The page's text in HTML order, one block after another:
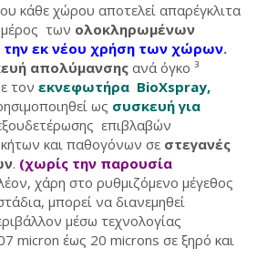
κάθε χώρου αποτελεί απαρέγκλιτα
των ολοκληρωμένων
την εκ νέου χρήση των χώρων.
απολύμανσης ανά όγκο ³
τον εκνεφωτήρα BioXspray,
ως συσκευή για
επιβλαβών
και παθογόνων σε στεγανές
. (χωρίς την παρουσία
χάρη στο ρυθμιζόμενο μέγεθος
μπορεί να διανεμηθεί
μέσω τεχνολογίας
micron έως 20 microns σε ξηρό και